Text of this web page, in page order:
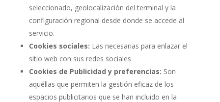
seleccionado, geolocalización del terminal y la
configuración regional desde donde se accede al
servicio.
Cookies sociales: Las necesarias para enlazar el
sitio web con sus redes sociales
Cookies de Publicidad y preferencias: Son
aquéllas que permiten la gestión eficaz de los
espacios publicitarios que se han incluido en la